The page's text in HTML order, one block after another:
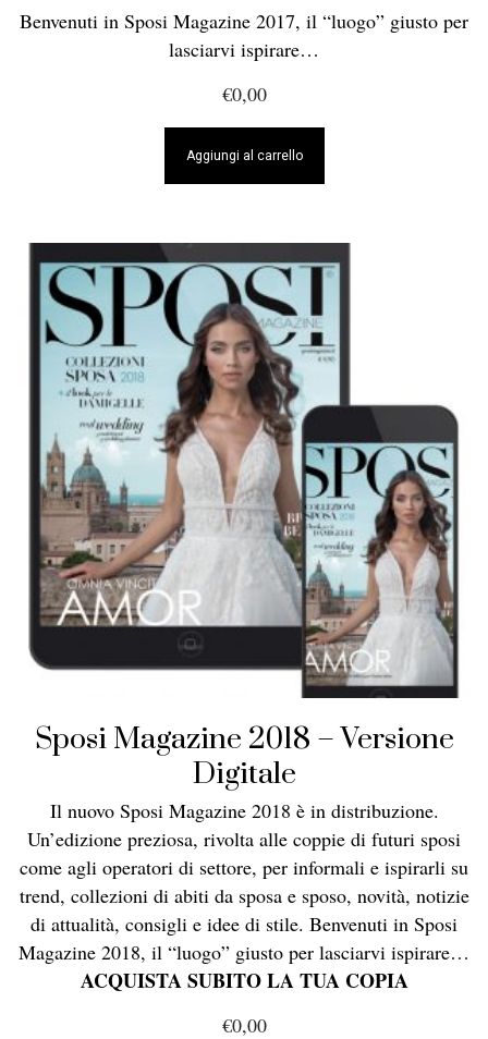
Benvenuti in Sposi Magazine 2017, il “luogo” giusto per
lasciarvi ispirare…
€0,00
Aggiungi al carrello
Sposi Magazine 2018 – Versione
Digitale
Il nuovo Sposi Magazine 2018 è in distribuzione.
Un’edizione preziosa, rivolta alle coppie di futuri sposi
come agli operatori di settore, per informali e ispirarli su
trend, collezioni di abiti da sposa e sposo, novità, notizie
di attualità, consigli e idee di stile. Benvenuti in Sposi
Magazine 2018, il “luogo” giusto per lasciarvi ispirare…
ACQUISTA SUBITO LA TUA COPIA
€0,00